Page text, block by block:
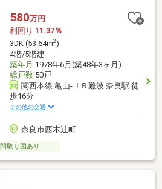
580万円
利回り 11.37％
3DK (53.64m2)
4階/5階建
築年月 1978年6月(築48年3ヶ月)
総戸数50戸
関西本線 亀山-ＪＲ難波 奈良駅 徒
歩16分
その他の交通
奈良市西木辻町
間取り図あり